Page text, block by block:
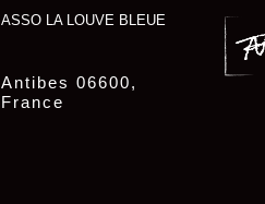
ASSO LA LOUVE BLEUE
Antibes 06600,
France